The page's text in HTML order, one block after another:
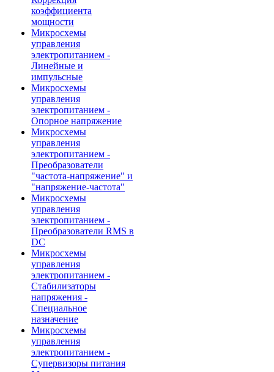
коэффициента
мощности
Микросхемы
управления
электропитанием -
Линейные и
импульсные
Микросхемы
управления
электропитанием -
Опорное напряжение
Микросхемы
управления
электропитанием -
Преобразователи
"частота-напряжение" и
"напряжение-частота"
Микросхемы
управления
электропитанием -
Преобразователи RMS в
DC
Микросхемы
управления
электропитанием -
Стабилизаторы
напряжения -
Специальное
назначение
Микросхемы
управления
электропитанием -
Супервизоры питания